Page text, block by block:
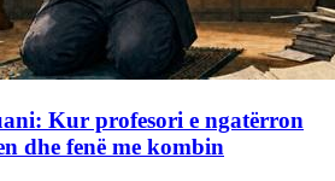
Kur profesori e ngatërron
dhe fenë me kombin